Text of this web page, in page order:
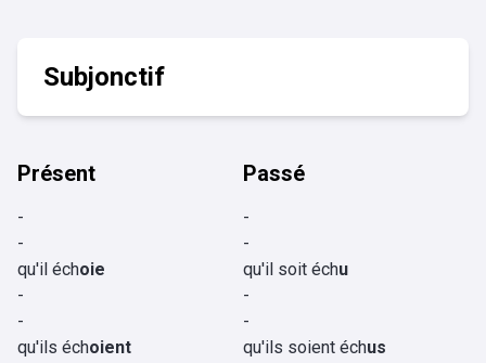
Subjonctif
Présent
-
-
qu'il échoie
-
-
qu'ils échoient
Passé
-
-
qu'il soit échu
-
-
qu'ils soient échus